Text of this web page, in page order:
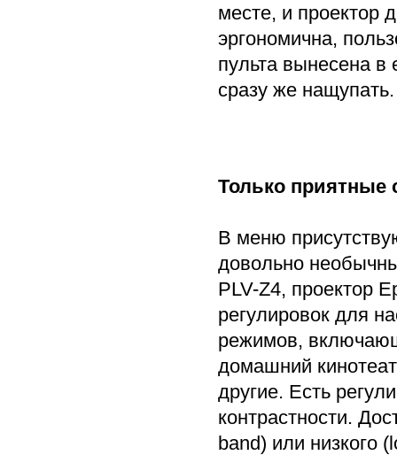
месте, и проектор
эргономична,
пульта вынесена в
сразу же нащупать.
Только
В меню
довольно
PLV-Z4, проектор
регулировок для
режимов,
домашний
другие. Есть
контрастности.
band) или низкого